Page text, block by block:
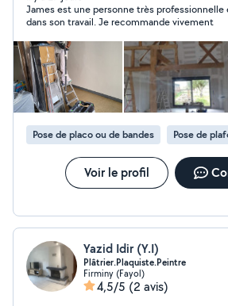
Enduit et Finition Peinture , Plaquiste
Travail Qualité Professionnelle Finition Soignée Souci du
Détail Travail Organisé Méticuleux. Tout Délai est
Respecté.
James est une personne très
dans son travail. Je recommande vivement
Pose de placo ou de bandes Pose de
Voir le profil
Yazid Idir (Y.I)
Plâtrier.Plaquiste.Peintre
Firminy (Fayol)
4,5/5 (2 avis)